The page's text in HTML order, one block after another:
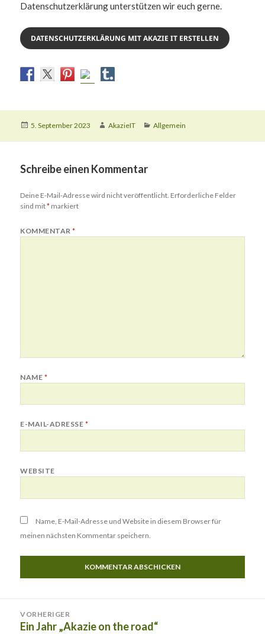
Datenschutzerklärung unterstützen wir euch gerne.
DATENSCHUTZERKLÄRUNG MIT AKAZIE IT ERSTELLEN
Veröffentlicht
5. September 2023 Autor
AkazieIT Kategorien
Allgemein
Schreibe einen Kommentar
Deine E-Mail-Adresse wird nicht veröffentlicht. Erforderliche Felder
sind mit* markiert
KOMMENTAR*
NAME *
E-MAIL-ADRESSE *
WEBSITE
Name, E-Mail-Adresse und Website in diesem Browser für
meinen nächsten Kommentar speichern.
VORHERIGER
Vorheriger
Ein Jahr „Akazie on the road“